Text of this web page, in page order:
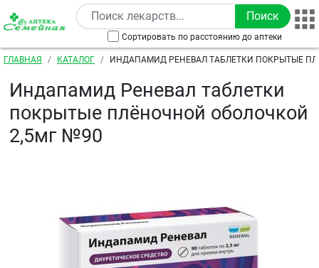
Перейти к основному содержанию
Сортировать по расстоянию до аптеки
Строка навигации
ГЛАВНАЯ КАТАЛОГ
ИНДАПАМИД РЕНЕВАЛ ТАБЛЕТКИ ПОКРЫТЫЕ
Индапамид Реневал таблетки
покрытые плёночной оболочкой
2,5мг №90